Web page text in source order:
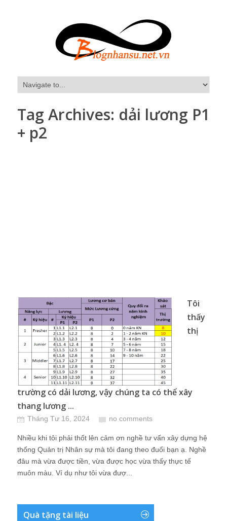
Tag Archives: dải lương P1
+ p2
Tôi
thấy
thị
trường có dải lương, vậy chúng ta có thể xây
thang lương ...
Tháng Tư 16, 2024 no comments
Nhiều khi tôi phải thốt lên cảm ơn nghề tư vấn xây dựng hệ
thống Quản trị Nhân sự mà tôi đang theo đuổi bạn ạ. Nghề
đâu mà vừa được tiền, vừa được học vừa thấy thực tế
muôn màu. Ví dụ như tôi vừa đượ...
Quà tặng tài liệu